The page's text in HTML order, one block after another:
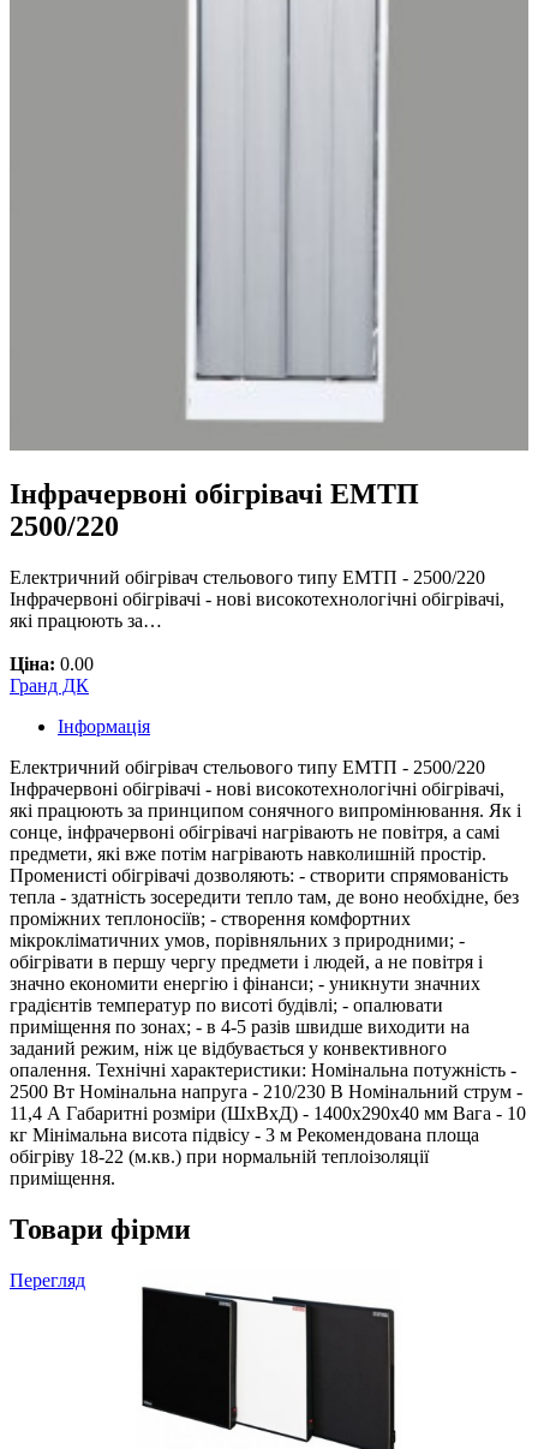
Інфрачервоні обігрівачі ЕМТП
2500/220
Електричний обігрівач стельового типу ЕМТП - 2500/220
Інфрачервоні обігрівачі - нові високотехнологічні обігрівачі,
які працюють за…
Ціна: 0.00
Гранд ДК
Інформація
Електричний обігрівач стельового типу ЕМТП - 2500/220
Інфрачервоні обігрівачі - нові високотехнологічні обігрівачі,
які працюють за принципом сонячного випромінювання. Як і
сонце, інфрачервоні обігрівачі нагрівають не повітря, а самі
предмети, які вже потім нагрівають навколишній простір.
Променисті обігрівачі дозволяють: - створити спрямованість
тепла - здатність зосередити тепло там, де воно необхідне, без
проміжних теплоносіїв; - створення комфортних
мікрокліматичних умов, порівняльних з природними; -
обігрівати в першу чергу предмети і людей, а не повітря і
значно економити енергію і фінанси; - уникнути значних
градієнтів температур по висоті будівлі; - опалювати
приміщення по зонах; - в 4-5 разів швидше виходити на
заданий режим, ніж це відбувається у конвективного
опалення. Технічні характеристики: Номінальна потужність -
2500 Вт Номінальна напруга - 210/230 В Номінальний струм -
11,4 А Габаритні розміри (ШхВхД) - 1400х290х40 мм Вага - 10
кг Мінімальна висота підвісу - 3 м Рекомендована площа
обігріву 18-22 (м.кв.) при нормальній теплоізоляції
приміщення.
Товари фірми
Перегляд